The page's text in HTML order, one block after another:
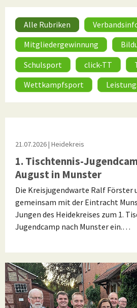
Alle Rubriken
Mitgliedergewinnung
Schulsport
click-TT
Wettkampfsport
21.07.2026| Heidekreis
1. Tischtennis-
August in Munster
Die Kreisjugendwarte Ralf Förster
gemeinsam mit der Eintracht
Jungen des Heidekreises zum 1.
Jugendcamp nach Munster ein.…